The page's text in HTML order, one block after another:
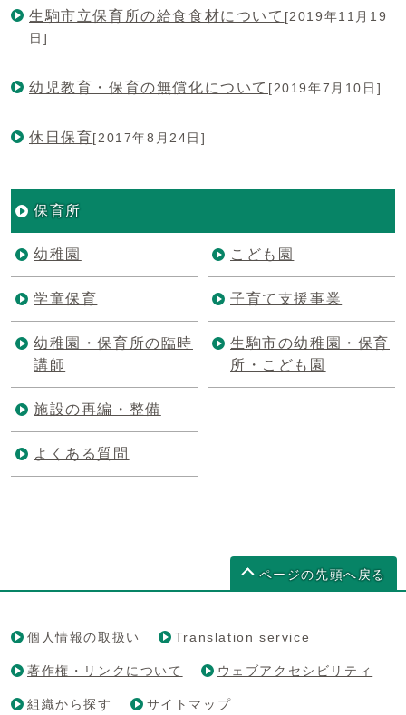
生駒市立保育所の給食食材について [2019年11月19
日]
幼児教育・保育の無償化について [2019年7月10日]
休日保育[2017年8月24日]
保育所
幼稚園 こども園
学童保育 子育て支援事業
幼稚園・保育所の臨時
講師
生駒市の幼稚園・保育
所・こども園
施設の再編・整備
よくある質問
ページの先頭へ戻る
個人情報の取扱い Translation service
著作権・リンクについて ウェブアクセシビリティ
組織から探す サイトマップ